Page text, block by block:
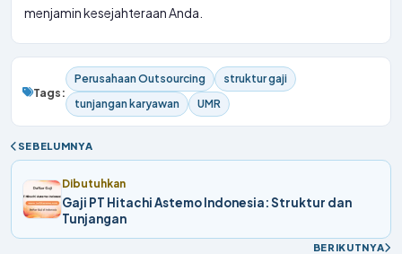
menjamin kesejahteraan Anda.
Tags:
Perusahaan Outsourcing
struktur gaji
tunjangan karyawan
UMR
SEBELUMNYA
Dibutuhkan
Gaji PT Hitachi Astemo Indonesia: Struktur dan
Tunjangan
BERIKUTNYA